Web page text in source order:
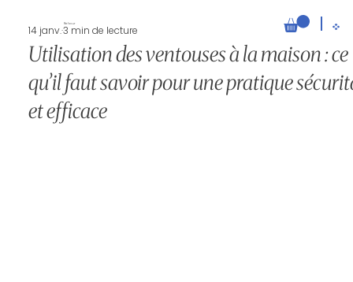
Retour
Utilisation des ventouses à la maison : ce
qu’il faut savoir pour une pratique
et efficace
14 janv.3 min de lecture